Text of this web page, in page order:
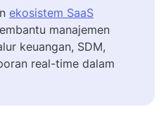
ekosistem SaaS
manajemen
keuangan, SDM,
real-time dalam